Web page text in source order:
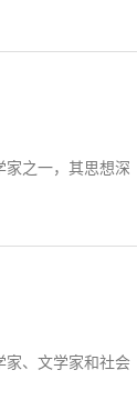
之一，其思想深
、文学家和社会